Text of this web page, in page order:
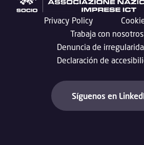
Privacy Policy
Trabaja con nosotros
Denuncia de
Declaración de
Síguenos en